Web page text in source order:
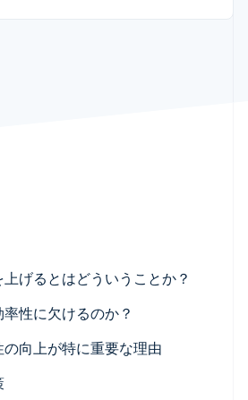
アおよびエンター
サンプル
げるとはどういうことか？
性に欠けるのか？
向上が特に重要な理由